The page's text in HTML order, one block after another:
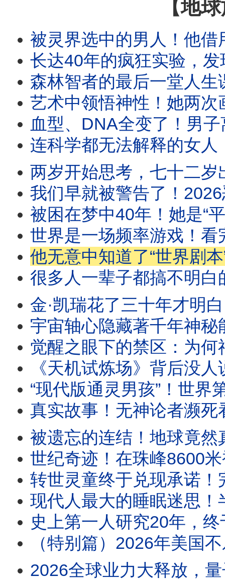
【地
被灵界选中的男人！他借用双
长达40年的疯狂实验，发现了在
森林智者的最后一堂人生课：这是
艺术中领悟神性！她两次画出耶稣真实容
血型、DNA全变了！男子离世后回不来，
连科学都无法解释的女人！
两岁开始思考，七十二岁出家，
我们早就被警告了！2026恶
被困在梦中40年！她是“平行
世界是一场频率游戏！看完这
他无意中知道了“世界剧本”？！在
很多人一辈子都搞不明白的真相
金·凯瑞花了三十年才明白：原来
宇宙轴心隐藏著千年神秘能量
觉醒之眼下的禁区：为何神“
《天机试炼场》背后没人说的真相！
“现代版通灵男孩”！世界第一能量
真实故事！无神论者濒死看见自己“亲手
被遗忘的连结！地球竟然真的是
世纪奇迹！在珠峰8600米被宣布离世，
转世灵童终于兑现承诺！完
现代人最大的睡眠迷思！半夜醒来
史上第一人研究20年，终于听懂鸟
（特别篇）2026年美国不乐观？《
2026全球业力大释放，量子净化